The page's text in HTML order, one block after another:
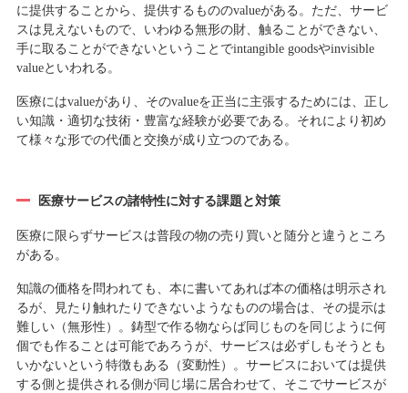
に提供することから、提供するもののvalueがある。ただ、サービ
スは見えないもので、いわゆる無形の財、触ることができない、
手に取ることができないということでintangible goodsやinvisible
valueといわれる。
医療にはvalueがあり、そのvalueを正当に主張するためには、正し
い知識・適切な技術・豊富な経験が必要である。それにより初め
て様々な形での代価と交換が成り立つのである。
医療サービスの諸特性に対する課題と対策
医療に限らずサービスは普段の物の売り買いと随分と違うところ
がある。
知識の価格を問われても、本に書いてあれば本の価格は明示され
るが、見たり触れたりできないようなものの場合は、その提示は
難しい（無形性）。鋳型で作る物ならば同じものを同じように何
個でも作ることは可能であろうが、サービスは必ずしもそうとも
いかないという特徴もある（変動性）。サービスにおいては提供
する側と提供される側が同じ場に居合わせて、そこでサービスが